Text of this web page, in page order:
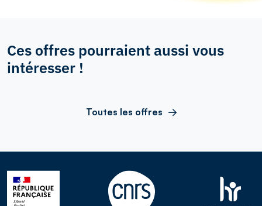
Ces offres pourraient aussi vous
intéresser !
Toutes les offres